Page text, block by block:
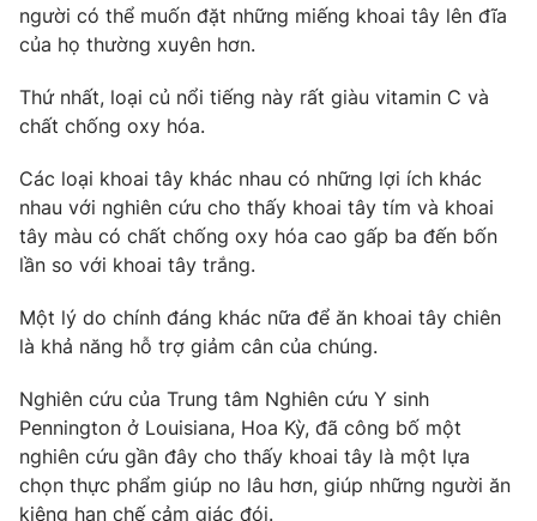
THỜI BÁO VTV
Theo dõi báo trên
Cơ quan báo chí:Thời báo VTV
Giấy phép hoạt động báo in và báo điện tử số 483/GP-BTTTT
Tổng Biên tập:Vũ Thanh Thủy
Phó Tổng Biên tập:
Nguyễn Thị Mỹ Hạnh, Phạm Quốc Thắng,
Nguyễn Trọng Ninh
Tổng đài VTV: 024.38 355 931 - 024.38 355 932
người có thể muốn đặt những miếng khoai tây lên đĩa
của họ thường xuyên hơn.
Thứ nhất, loại củ nổi tiếng này rất giàu vitamin C và
chất chống oxy hóa.
Các loại khoai tây khác nhau có những lợi ích khác
nhau với nghiên cứu cho thấy khoai tây tím và khoai
tây màu có chất chống oxy hóa cao gấp ba đến bốn
lần so với khoai tây trắng.
Một lý do chính đáng khác nữa để ăn khoai tây chiên
là khả năng hỗ trợ giảm cân của chúng.
Nghiên cứu của Trung tâm Nghiên cứu Y sinh
Pennington ở Louisiana, Hoa Kỳ, đã công bố một
nghiên cứu gần đây cho thấy khoai tây là một lựa
chọn thực phẩm giúp no lâu hơn, giúp những người ăn
kiêng hạn chế cảm giác đói.